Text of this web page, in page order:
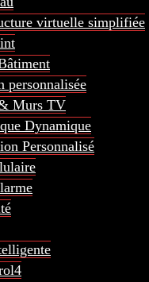
virtuelle simplifiée
personnalisée
Murs TV
Dynamique
Personnalisé